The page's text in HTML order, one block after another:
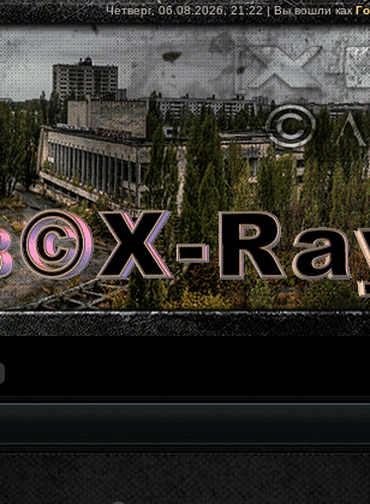
Четверг, 06.08.2026, 21:22 |Вы вошли как